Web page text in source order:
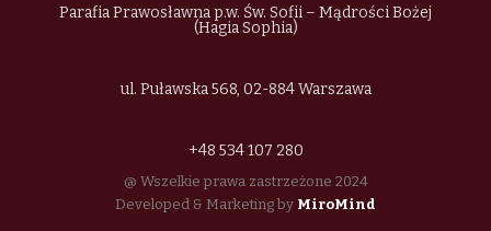
Parafia Prawosławna p.w. Św. Sofii – Mądrości Bożej
(Hagia Sophia)
ul. Puławska 568, 02-884 Warszawa
+48 534 107 280
@ Wszelkie prawa zastrzeżone 2024
Developed & Marketing by MiroMind